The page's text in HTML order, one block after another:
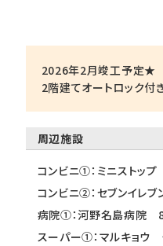
2026年2月竣工予定★
2階建てオートロック付
周辺施設
コンビニ①：ミニスト
コンビニ②：セブンイ
病院①：河野名島病院
スーパー①：マルキョ